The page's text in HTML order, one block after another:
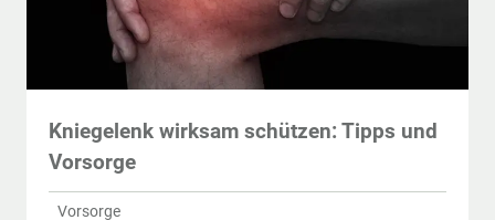
Kniegelenk wirksam schützen: Tipps und
Vorsorge
Vorsorge